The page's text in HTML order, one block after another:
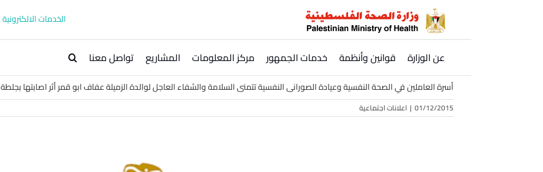
الخدمات الالكترونية
عن الوزارة قوانين وأنظمة خدمات الجمهور مركز المعلومات المشاريع تواصل معنا
أسرة العاملين في الصحة النفسية وعيادة الصورانى النفسية تتمنى السلامة والشفاء العاجل لوالدة الزميلة عفاف ابو قمر أثر اصابتها
01/12/2015
| اعلانات اجتماعية